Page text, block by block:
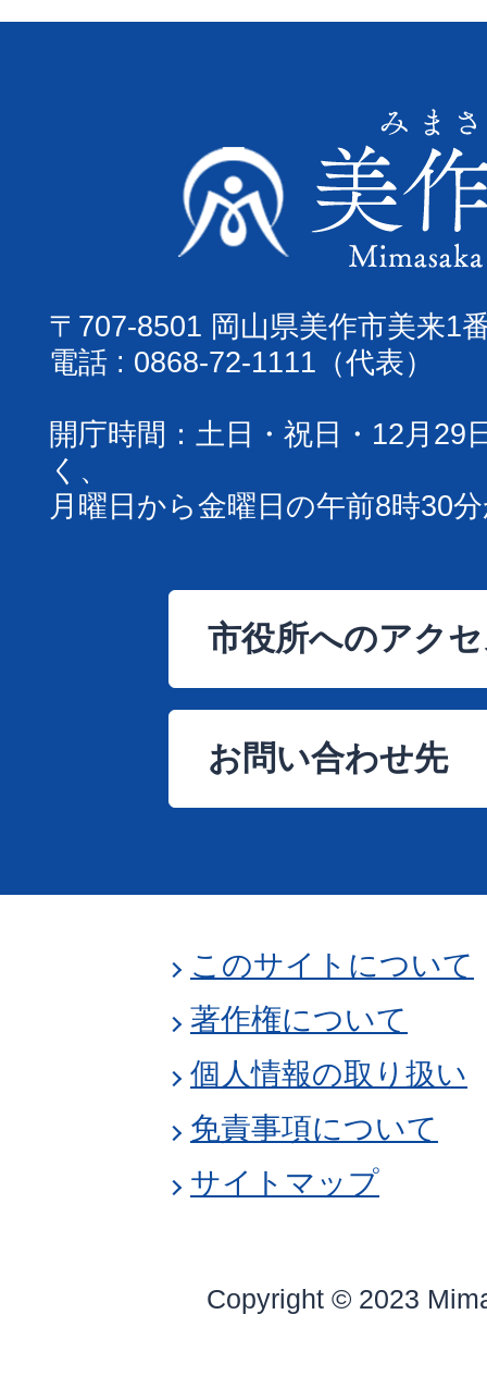
〒707-8501 岡山県美作市美来1
電話 : 0868-72-1111（代表）
開庁時間：土日・祝日・12月29
く、
月曜日から金曜日の午前8時30
市役所へのアク
お問い合わせ先
このサイトについて
著作権について
個人情報の取り扱い
免責事項について
サイトマップ
Copyright © 2023